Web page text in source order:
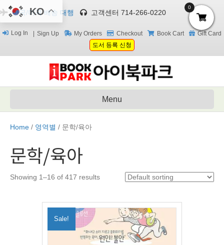
한국/미국 배송 대행 고객센터 714-266-0220
Log In Sign Up My Orders Checkout Book Cart
Gift Card
도서 등록 신청
Menu
Home / 영역별 / 문학/육아
문학/육아
Showing 1–16 of 417 results
Sale!
KO 0